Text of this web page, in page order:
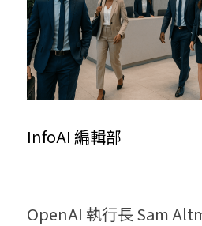
InfoAI 編輯部
OpenAI 執行長 Sam